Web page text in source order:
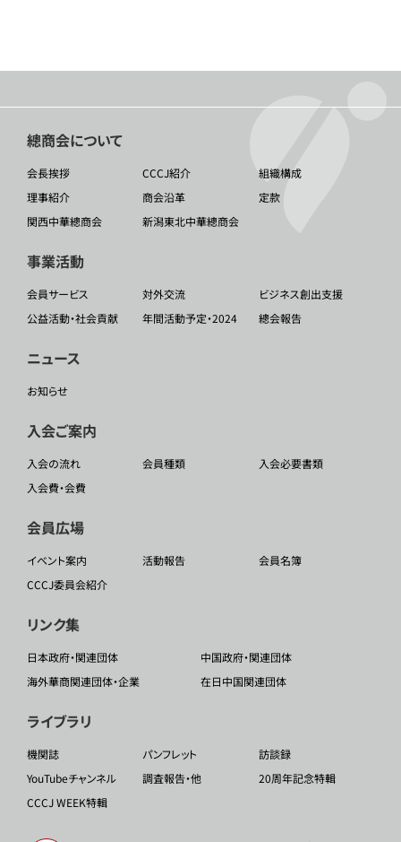
總商会について
会長挨拶 CCCJ紹介
組織構成
理事紹介
商会沿革
定款
関西中華總商会
新潟東北中華總商会
事業活動
会員サービス 対外交流
ビジネス創出支援
公益活動・社会貢献
年間活動予定・2024 總会報告
ニュース
お知らせ
入会ご案内
入会の流れ 会員種類
入会必要書類
入会費・会費
会員広場
イベント案内 活動報告
会員名簿
CCCJ委員会紹介
リンク集
日本政府・関連団体
中国政府・関連団体
海外華商関連団体・企業
在日中国関連団体
ライブラリ
機関誌 パンフレット
訪談録
YouTubeチャンネル
調査報告・他
20周年記念特輯
CCCJ WEEK特輯